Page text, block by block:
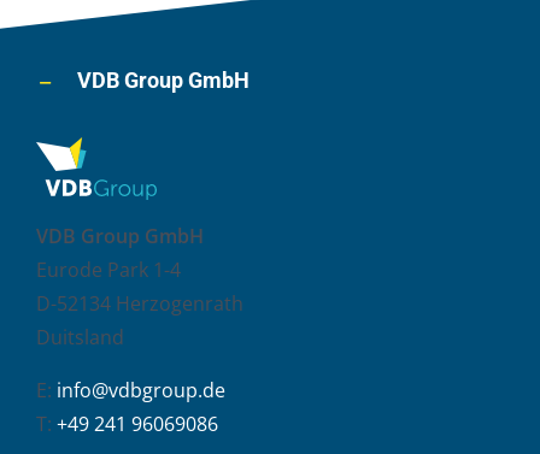
VDB Group GmbH
VDB Group GmbH
Eurode Park 1-4
D-52134 Herzogenrath
Duitsland
E: info@vdbgroup.de
T: +49 241 96069086